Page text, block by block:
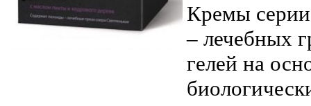
Кремы серии
– лечебных
гелей на